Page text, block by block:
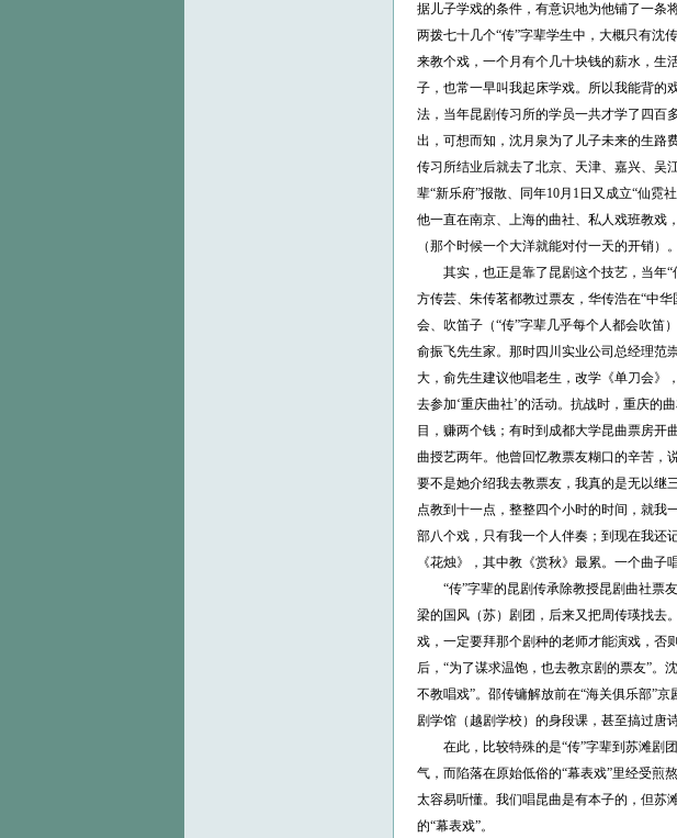
据儿子学戏的条件，有意识地为他铺了一条
两拨七十几个“传”字辈学生中，大概只有沈
来教个戏，一个月有个几十块钱的薪水，生
子，也常一早叫我起床学戏。所以我能背的
法，当年昆剧传习所的学员一共才学了四百
出，可想而知，沈月泉为了儿子未来的生路
传习所结业后就去了北京、天津、嘉兴、吴
辈“新乐府”报散、同年10月1日又成立“仙霓
他一直在南京、上海的曲社、私人戏班教戏
（那个时候一个大洋就能对付一天的开销）
其实，也正是靠了昆剧这个技艺，当年“
方传芸、朱传茗都教过票友，华传浩在“中
会、吹笛子（“传”字辈几乎每个人都会吹笛
俞振飞先生家。那时四川实业公司总经理范
大，俞先生建议他唱老生，改学《单刀会》
去参加‘重庆曲社’的活动。抗战时，重庆的
目，赚两个钱；有时到成都大学昆曲票房开
曲授艺两年。他曾回忆教票友糊口的辛苦，
要不是她介绍我去教票友，我真的是无以继
点教到十一点，整整四个小时的时间，就我
部八个戏，只有我一个人伴奏；到现在我还
《花烛》，其中教《赏秋》最累。一个曲子
“传”字辈的昆剧传承除教授昆剧曲社票友
梁的国风（苏）剧团，后来又把周传瑛找去
戏，一定要拜那个剧种的老师才能演戏，否
后，“为了谋求温饱，也去教京剧的票友”。
不教唱戏”。邵传镛解放前在“海关俱乐部”
剧学馆（越剧学校）的身段课，甚至搞过唐
在此，比较特殊的是“传”字辈到苏滩剧团
气，而陷落在原始低俗的“幕表戏”里经受煎
太容易听懂。我们唱昆曲是有本子的，但苏
的“幕表戏”。